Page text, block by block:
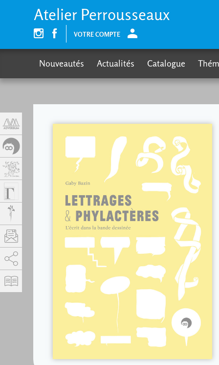
Atelier Perrousseaux
VOTRE COMPTE
Nouveautés Actualités Catalogue
Autoriser
Panneau de gestion des cookies